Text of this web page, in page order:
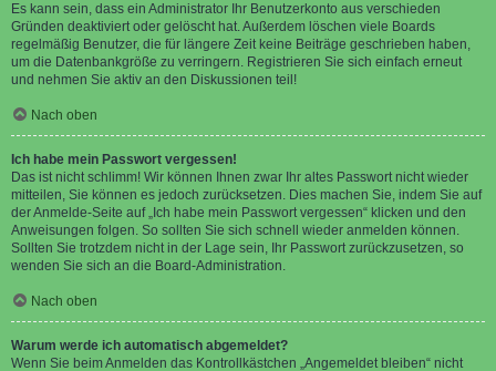
Es kann sein, dass ein Administrator Ihr Benutzerkonto aus verschieden
Gründen deaktiviert oder gelöscht hat. Außerdem löschen viele Boards
regelmäßig Benutzer, die für längere Zeit keine Beiträge geschrieben haben,
um die Datenbankgröße zu verringern. Registrieren Sie sich einfach erneut
und nehmen Sie aktiv an den Diskussionen teil!
Nach oben
Ich habe mein Passwort vergessen!
Das ist nicht schlimm! Wir können Ihnen zwar Ihr altes Passwort nicht wieder
mitteilen, Sie können es jedoch zurücksetzen. Dies machen Sie, indem Sie auf
der Anmelde-Seite auf „Ich habe mein Passwort vergessen“ klicken und den
Anweisungen folgen. So sollten Sie sich schnell wieder anmelden können.
Sollten Sie trotzdem nicht in der Lage sein, Ihr Passwort zurückzusetzen, so
wenden Sie sich an die Board-Administration.
Nach oben
Warum werde ich automatisch abgemeldet?
Wenn Sie beim Anmelden das Kontrollkästchen „Angemeldet bleiben“ nicht